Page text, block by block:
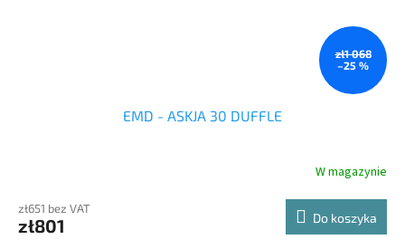
zł1 068
–25 %
EMD - ASKJA 30 DUFFLE
W magazynie
zł651 bez VAT
zł801 Do koszyka